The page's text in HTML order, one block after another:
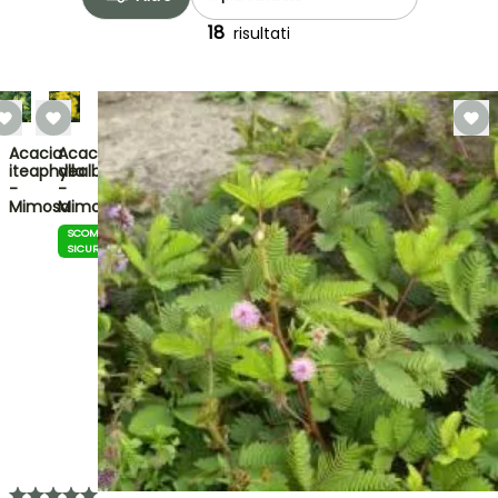
18 risultati
Acacia
iteaphylla
-
Mimosa
Acacia
dealbata
-
Mimosa
SCOMMESSA
SICURA